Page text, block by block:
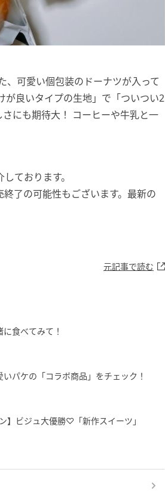
、可愛い個包装のドーナツが入って
良いタイプの生地」で「ついつい2
にも期待大！ コーヒーや牛乳と一
ております。
了の可能性もございます。最新の
元記事で読む
食べてみて！
パケの「コラボ商品」をチェック！
】ビジュ大優勝♡「新作スイーツ」